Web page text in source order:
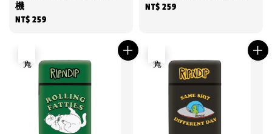
機
Regular
NT$ 259
Regular
NT$ 259